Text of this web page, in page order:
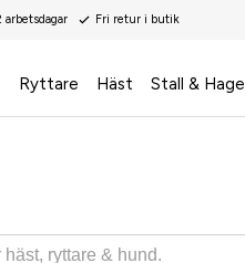
Fri retur i butik
Ryttare Häst Stall & Hage